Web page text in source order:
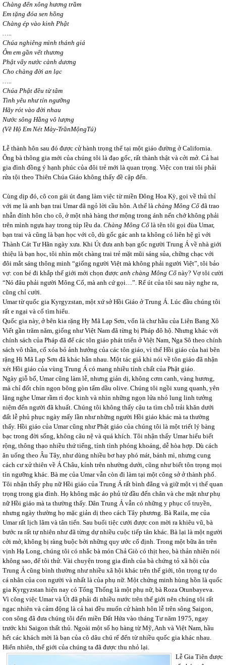
Chàng đến xông hương trầm
Em tặng đóa sen hồng
Chàng ép vào kinh Phật
…..
Chúa nghiêng mình thánh giá
Ôm em gần vết thương
Phật vẩy nước cành dương
Cho chàng đời an lạc
…..
Chúa Phật đều từ tâm
Tình yêu như tín ngưỡng
Hãy rót vào đời nhau
Nước sông Hằng vô lượng
(Vẽ Hộ Em Nét Mày-TrầnMộngTú)
Lễ thành hôn sau đó được cử hành trọng thể tại một giáo đường ở California.
Ông bà thông gia mới của chúng tôi là đạo gốc, rất thành thật và cởi mở. Cả hai
gia đình đồng ý hạnh phúc của đôi trẻ mới là quan trọng. Việc con trai tôi phải
rửa tội theo Thiên Chúa Giáo không thấy đề cập đến.
Cùng dịp đó, cô con gái út đang làm việc từ miền Đông Hoa Kỳ, gọi về thủ thỉ
với mẹ là anh bạn trai Umar đã ngỏ lời cầu hôn. A thế là chàng Mông Cổ đã trao
nhẫn đính hôn cho cô, ở một nhà hàng thơ mộng trong ánh nến chớ không phải
trên mình ngựa hay trong túp lều da. Chàng Mông Cổ là tên tôi gọi đùa Umar,
bạn trai và cũng là bạn học với cô, dù gốc gác anh ta không có liên hệ gì với
Thành Cát Tư Hãn ngày xưa. Khi Út đưa anh bạn gốc người Trung Á về nhà giới
thiệu là bạn học, tôi nhìn một chàng trai trẻ mặt mũi sáng sủa, chững chạc với
đôi mắt sáng thông minh “giống người Việt mà không phải người Việt”, tôi bảo
vợ: con bé đi khắp thế giới mới chọn được anh chàng Mông Cổ này? Vợ tôi cười
“Nó đâu phải người Mông Cổ, mà anh cứ gọi…”. Rể út của tôi sau này nghe ra,
cũng chỉ cười.
Umar từ quốc gia Kyrgyzstan, một xứ sở Hồi Giáo ở Trung Á. Lúc đầu chúng tôi
rất e ngại và cố tìm hiểu.
Quốc gia này, ở bên kia rặng Hy Mã Lạp Sơn, vốn là chư hầu của Liên Bang Xô
Viết gần trăm năm, giống như Việt Nam đã từng bị Pháp đô hộ. Nhưng khác với
chính sách của Pháp đã để các tôn giáo phát triển ở Việt Nam, Nga Sô theo chính
sách vô thần, cố xóa bỏ ảnh hưởng của các tôn giáo, vì thế Hồi giáo của hai bên
rặng Hi Mã Lạp Sơn đã khác hẳn nhau. Một tác giả khi nói về tôn giáo đã nhận
xét Hồi giáo của vùng Trung Á có mang nhiều tính chất của Phật giáo.
Ngày giỗ bố, Umar cũng làm lễ, nhưng giản dị, không cơm canh, vàng hương,
mà chỉ đốt chín ngọn bông gòn tẩm dầu olive. Chúng tôi ngồi xung quanh, yên
lặng nghe Umar rầm rì đọc kinh và nhìn những ngọn lửa nhỏ lung linh tưởng
niệm đến người đã khuất. Chúng tôi không thấy cậu ta tìm chỗ trải khăn dưới
đất lễ phủ phục ngày mấy lần như những người Hồi giáo khác mà ta thường
thấy. Hồi giáo của Umar cũng như Phật giáo của chúng tôi là một triết lý bàng
bạc trong đời sống, không câu nệ và quá khích. Tôi nhận thấy Umar hiểu biết
rộng, thông thạo nhiều thứ tiếng, tính tình phóng khoáng, dễ hòa hợp. Dù cách
ăn uống theo Âu Tây, như dùng nhiều bơ hay phó mát, bánh mì, nhưng cung
cách cư xử thiên về Á Châu, kính trên nhường dưới, cũng như biết tôn trọng mọi
tín ngưỡng khác. Bà mẹ của Umar vẫn còn đi làm tại một công sở ở thành phố.
Tôi nhận thấy phụ nữ Hồi giáo của Trung Á rất bình đẳng và giữ một vị thế quan
trọng trong gia đình. Họ không mặc áo phủ từ đầu đến chân và che mặt như phụ
nữ Hồi giáo mà ta thường thấy. Dân Trung Á vẫn có những y phục cổ truyền,
nhưng ngày thường họ mặc giản dị theo cách Tây phương. Bà Raila, mẹ của
Umar rất lịch lãm và tân tiến. Sau buổi tiệc cưới được con mời ra khiêu vũ, bà
bước ra rất tự nhiên như đã từng dự nhiều cuộc tiếp tân khác. Bà lại là một người
cởi mở, không bị ràng buộc bởi những quy ước cố định. Trong một bữa ăn trên
vịnh Hạ Long, chúng tôi có nhắc bà món Chả Giò có thịt heo, bà thản nhiên nói
không sao, để tôi thử. Vài chuyện trong gia đình của bà chứng tỏ xã hội của
Trung Á cũng bình thường như nhiều xã hội khác trên thế giới, tôn trọng tự do
cá nhân của con người và nhất là của phụ nữ. Một chứng minh hùng hồn là quốc
gia Kyrgyzstan hiện nay có Tổng Thống là một phụ nữ, bà Roza Otunbayeva.
Vì công việc Umar và Út đã phải đi nhiều nước trên thế giới nên chúng tôi rất
ngạc nhiên và cảm động là cả hai đều muốn cử hành hôn lễ trên sông Saigon,
con sông đã đưa chúng tôi đến miền Đất Hứa vào tháng Tư năm 1975, ngay
trước khi Saigon thất thủ. Ngoài một số họ hàng từ Mỹ, Anh và Việt Nam, hầu
hết các khách mời là bạn của cô dâu chú rể đến từ nhiều quốc gia khác nhau.
Hiển nhiên, thế giới của chúng ta đã được thu nhỏ lại.
Lễ Gia Tiên được